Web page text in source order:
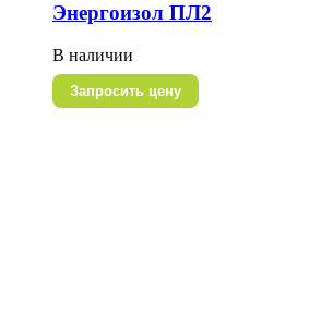
Энергоизол ПЛ2
В наличии
Запросить цену